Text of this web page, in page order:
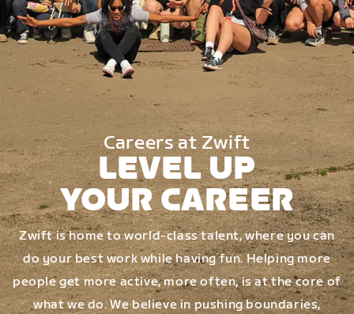
Careers at Zwift
LEVEL UP
YOUR CAREER
Zwift is home to world-class talent, where you can
do your best work while having fun. Helping more
people get more active, more often, is at the core of
what we do. We believe in pushing boundaries,